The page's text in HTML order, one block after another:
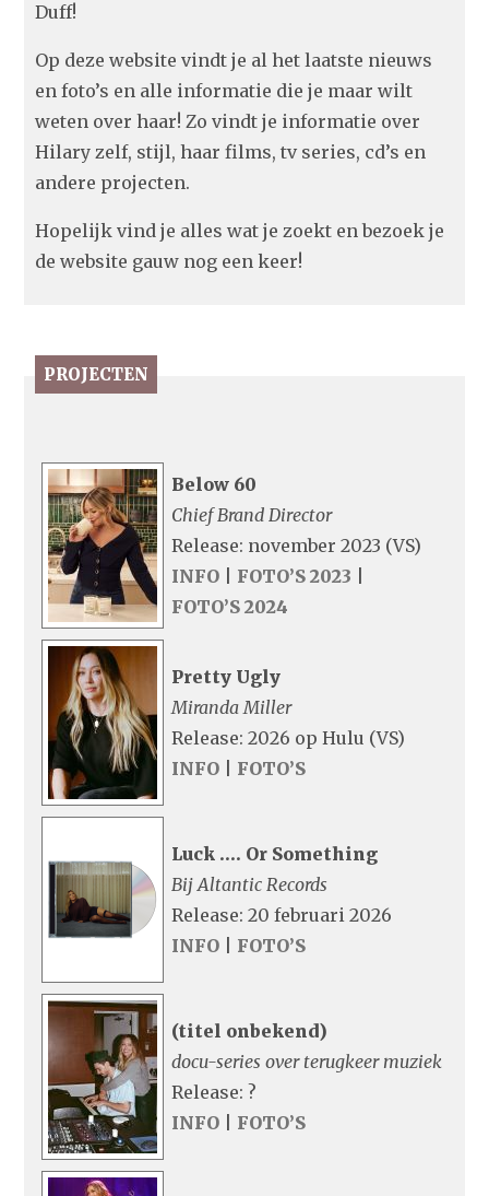
Duff!
Op deze website vindt je al het laatste nieuws
en foto’s en alle informatie die je maar wilt
weten over haar! Zo vindt je informatie over
Hilary zelf, stijl, haar films, tv series, cd’s en
andere projecten.
Hopelijk vind je alles wat je zoekt en bezoek je
de website gauw nog een keer!
PROJECTEN
Below 60
Chief Brand Director
Release: november 2023 (VS)
INFO
FOTO’S 2023
FOTO’S 2024
Pretty Ugly
Miranda Miller
Release: 2026 op Hulu (VS)
INFO
FOTO’S
Luck …. Or Something
Bij Altantic Records
Release: 20 februari 2026
INFO
FOTO’S
(titel onbekend)
docu-series over terugkeer muziek
Release: ?
INFO
FOTO’S